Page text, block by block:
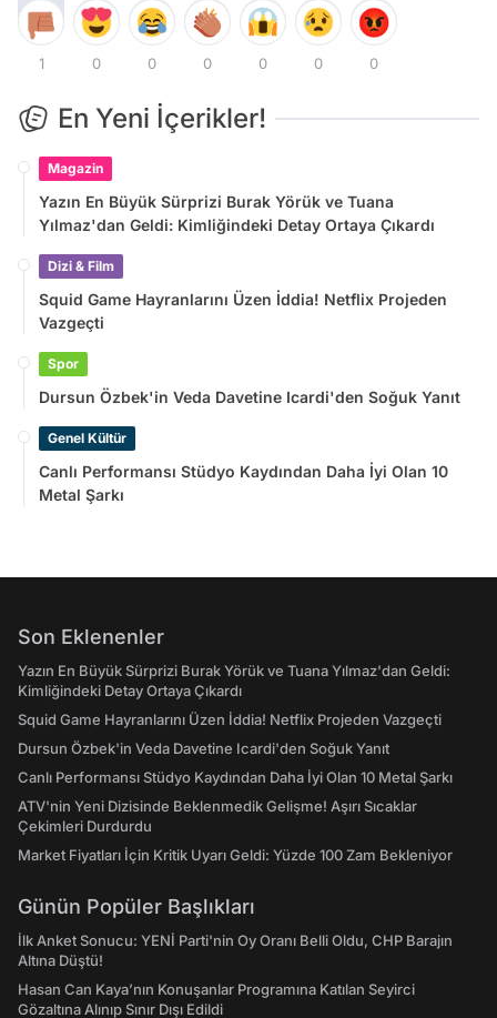
1 0 0 0 0 0 0
En Yeni İçerikler!
Magazin
Yazın En Büyük Sürprizi Burak Yörük ve Tuana
Yılmaz'dan Geldi: Kimliğindeki Detay Ortaya Çıkardı
Dizi & Film
Squid Game Hayranlarını Üzen İddia! Netflix Projeden
Vazgeçti
Spor
Dursun Özbek'in Veda Davetine Icardi'den Soğuk Yanıt
Genel Kültür
Canlı Performansı Stüdyo Kaydından Daha İyi Olan 10
Metal Şarkı
Son Eklenenler
Yazın En Büyük Sürprizi Burak Yörük ve Tuana Yılmaz'dan Geldi:
Kimliğindeki Detay Ortaya Çıkardı
Squid Game Hayranlarını Üzen İddia! Netflix Projeden Vazgeçti
Dursun Özbek'in Veda Davetine Icardi'den Soğuk Yanıt
Canlı Performansı Stüdyo Kaydından Daha İyi Olan 10 Metal Şarkı
ATV'nin Yeni Dizisinde Beklenmedik Gelişme! Aşırı Sıcaklar
Çekimleri Durdurdu
Market Fiyatları İçin Kritik Uyarı Geldi: Yüzde 100 Zam Bekleniyor
Günün Popüler Başlıkları
İlk Anket Sonucu: YENİ Parti'nin Oy Oranı Belli Oldu, CHP Barajın
Altına Düştü!
Hasan Can Kaya’nın Konuşanlar Programına Katılan Seyirci
Gözaltına Alınıp Sınır Dışı Edildi